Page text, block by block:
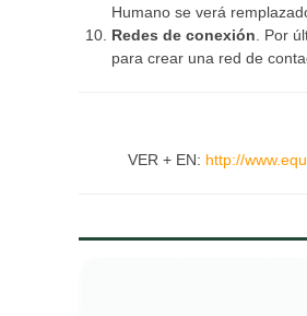
Humano se verá
Redes de conexión. Por
para crear una red de
VER + EN: http://